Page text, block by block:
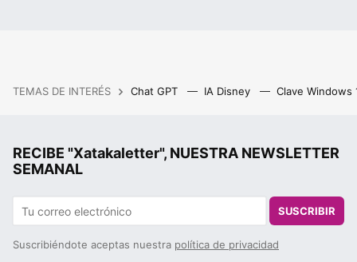
TEMAS DE INTERÉS Chat GPT IA Disney Clave Windows
RECIBE "Xatakaletter", NUESTRA NEWSLETTER
SEMANAL
SUSCRIBIR
Suscribiéndote aceptas nuestra política de privacidad